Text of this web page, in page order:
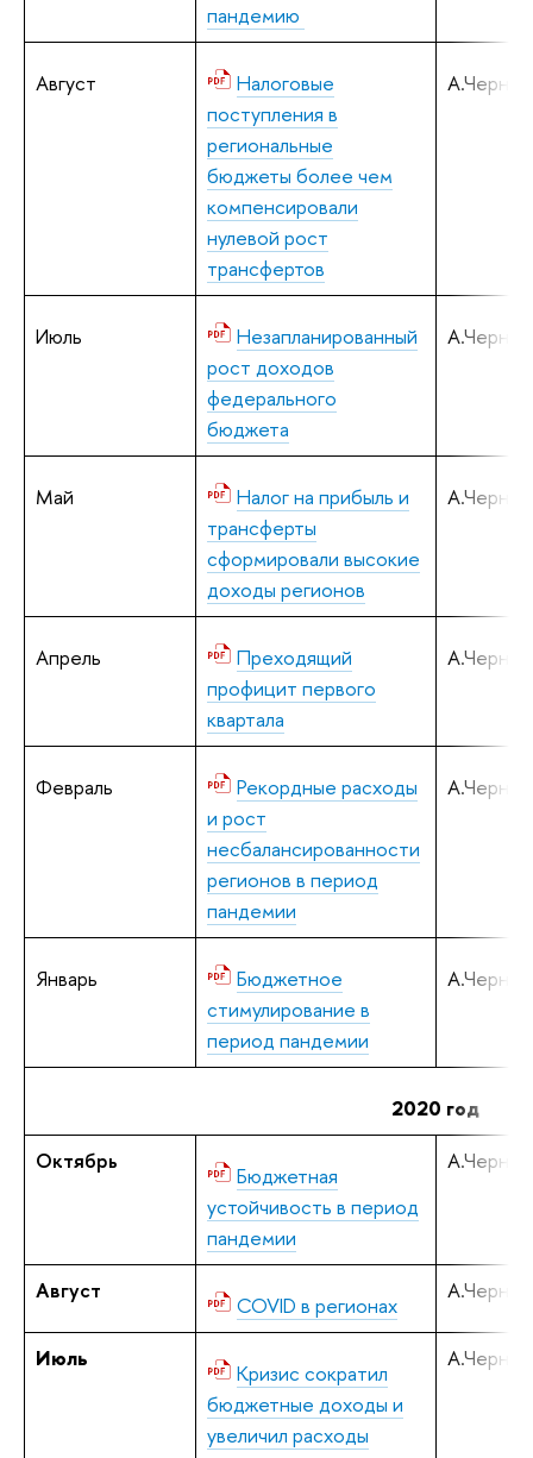
пандемию
Август
Налоговые
поступления в
региональные
бюджеты более чем
компенсировали
нулевой рост
трансфертов
Июль
Незапланированный
рост доходов
федерального
бюджета
Май
Налог на прибыль и
трансферты
сформировали высокие
доходы регионов
Апрель
Преходящий
профицит первого
квартала
Февраль
Рекордные расходы
и рост
несбалансированности
регионов в период
пандемии
Январь
Бюджетное
стимулирование в
период пандемии
2020 год
Октябрь
Бюджетная
устойчивость в период
пандемии
Август
COVID в регионах
Июль
Кризис сократил
бюджетные доходы и
увеличил расходы